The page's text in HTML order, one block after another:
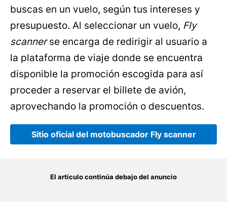
buscas en un vuelo, según tus intereses y
presupuesto. Al seleccionar un vuelo, Fly
scannerse encarga de redirigir al usuario a
la plataforma de viaje donde se encuentra
disponible la promoción escogida para así
proceder a reservar el billete de avión,
aprovechando la promoción o descuentos.
Sitio oficial del motobuscador Fly scanner